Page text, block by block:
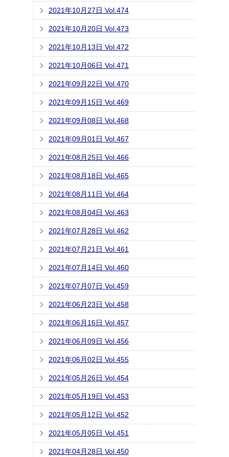
2021年10月27日 Vol.474
2021年10月20日 Vol.473
2021年10月13日 Vol.472
2021年10月06日 Vol.471
2021年09月22日 Vol.470
2021年09月15日 Vol.469
2021年09月08日 Vol.468
2021年09月01日 Vol.467
2021年08月25日 Vol.466
2021年08月18日 Vol.465
2021年08月11日 Vol.464
2021年08月04日 Vol.463
2021年07月28日 Vol.462
2021年07月21日 Vol.461
2021年07月14日 Vol.460
2021年07月07日 Vol.459
2021年06月23日 Vol.458
2021年06月16日 Vol.457
2021年06月09日 Vol.456
2021年06月02日 Vol.455
2021年05月26日 Vol.454
2021年05月19日 Vol.453
2021年05月12日 Vol.452
2021年05月05日 Vol.451
2021年04月28日 Vol.450